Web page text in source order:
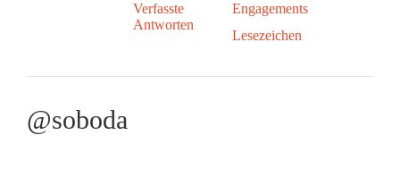
Verfasste
Antworten
Engagements
Lesezeichen
@soboda